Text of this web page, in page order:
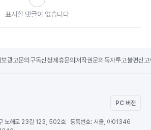
표시할 댓글이 없습니다
광고문의 구독신청제휴문의 저작권문의 독자투고불편신고
PC 버전
노해로 23길 123, 502호 등록번호: 서울, 아01346